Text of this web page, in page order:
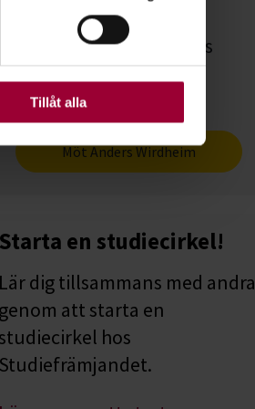
Vissa kakor är
Tillåt alla
läsa en intervju med
Ugglestipendiaten Anders
Möt Anders Wirdheim
Starta en studiecirkel!
Lär dig tillsammans med andra
genom att starta en
studiecirkel hos
Studiefrämjandet.